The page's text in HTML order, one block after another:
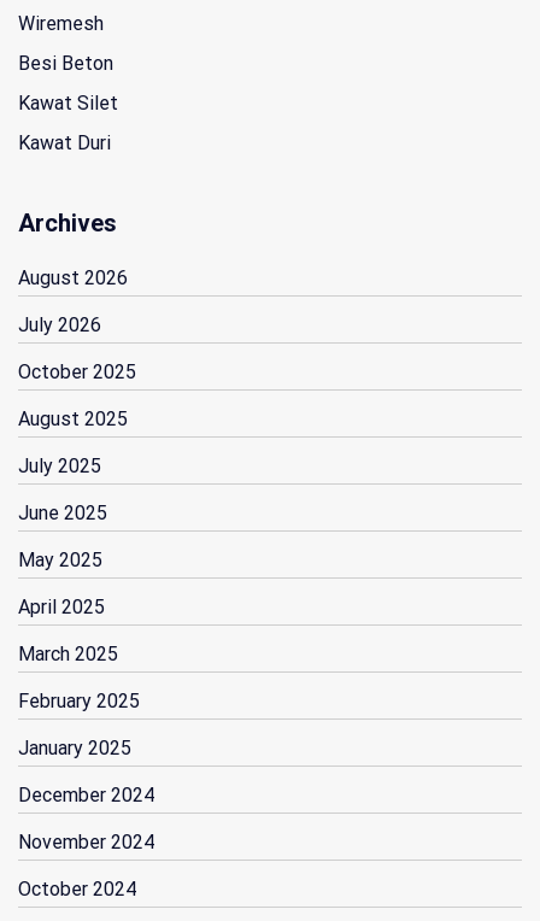
Wiremesh
Besi Beton
Kawat Silet
Kawat Duri
Archives
August 2026
July 2026
October 2025
August 2025
July 2025
June 2025
May 2025
April 2025
March 2025
February 2025
January 2025
December 2024
November 2024
October 2024